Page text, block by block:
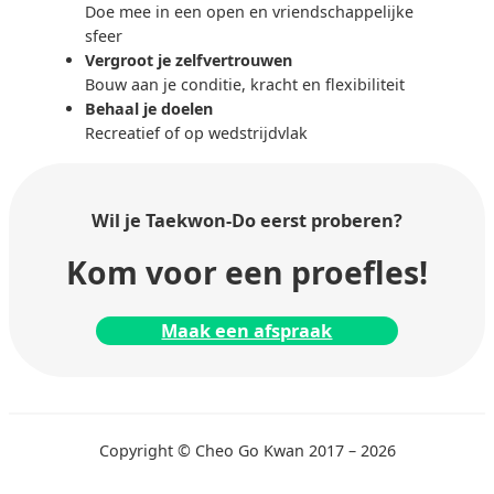
Doe mee in een open en vriendschappelijke
sfeer
Vergroot je zelfvertrouwen
Bouw aan je conditie, kracht en flexibiliteit
Behaal je doelen
Recreatief of op wedstrijdvlak
Wil je Taekwon-Doeerst proberen?
Kom voor een proefles!
Maak een afspraak
Copyright © Cheo Go Kwan 2017 – 2026